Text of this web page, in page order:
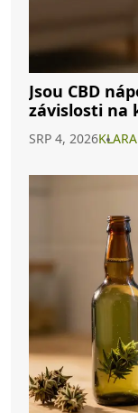
Jsou CBD
závislosti na
SRP 4, 2026